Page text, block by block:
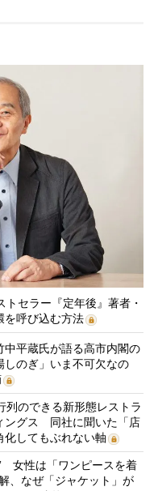
トセラー『定年後』著者・
を呼び込む方法
中平蔵氏が語る高市内閣の
のぎ」いま不可欠なの
列のできる新形態レストラ
ングス 同社に聞いた「店
化してもぶれない軸
女性は「ワンピースを着
、なぜ「ジャケット」が